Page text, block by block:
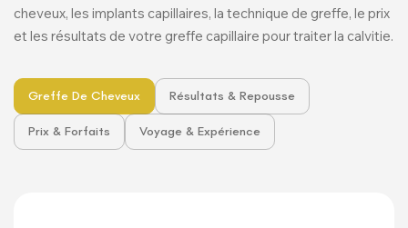
cheveux, les implants capillaires, la technique de greffe, le prix
et les résultats de votre greffe capillaire pour traiter la calvitie.
Greffe De Cheveux Résultats & Repousse
Prix & Forfaits Voyage & Expérience